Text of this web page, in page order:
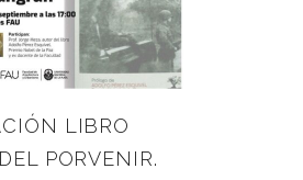
LIBRO
PORVENIR.